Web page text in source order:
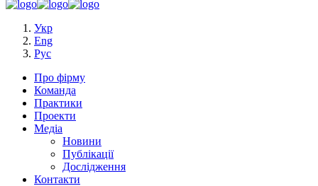
Укр
Eng
Рус
Про фірму
Команда
Практики
Проекти
Медіа
Новини
Публікації
Дослідження
Контакти